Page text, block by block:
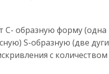
С- образную форму (одна
S-образную (две дуги
с количеством